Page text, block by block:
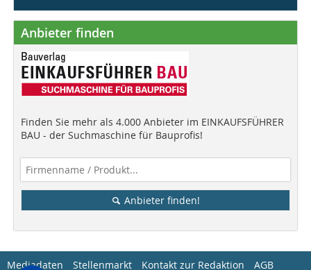
Anbieter finden
Finden Sie mehr als 4.000 Anbieter im EINKAUFSFÜHRER
BAU - der Suchmaschine für Bauprofis!
Anbieter finden!
Mediadaten Stellenmarkt Kontakt zur Redaktion AGB